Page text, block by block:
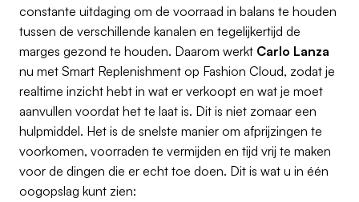
constante uitdaging om de voorraad in balans te houden
tussen de verschillende kanalen en tegelijkertijd de
marges gezond te houden. Daarom werkt Carlo Lanza
nu met Smart Replenishment op Fashion Cloud, zodat je
realtime inzicht hebt in wat er verkoopt en wat je moet
aanvullen voordat het te laat is. Dit is niet zomaar een
hulpmiddel. Het is de snelste manier om afprijzingen te
voorkomen, voorraden te vermijden en tijd vrij te maken
voor de dingen die er echt toe doen. Dit is wat u in één
oogopslag kunt zien: